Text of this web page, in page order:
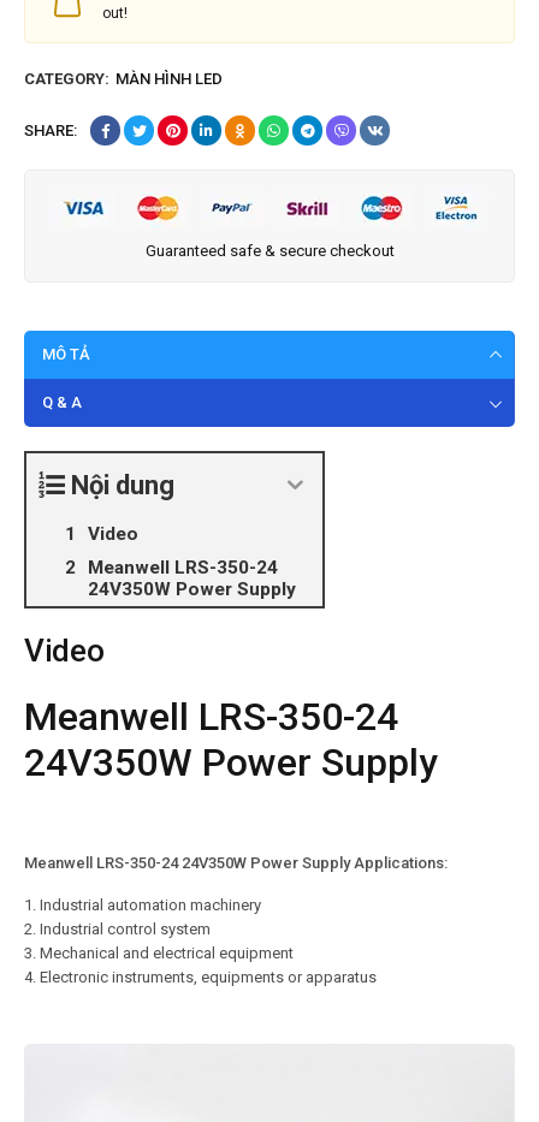
out!
CATEGORY: MÀN HÌNH LED
SHARE:
Guaranteed safe & secure checkout
MÔ TẢ
Q & A
Nội dung
Video
Meanwell LRS-350-24
24V350W Power Supply
Video
Meanwell LRS-350-24
24V350W Power Supply
Meanwell LRS-350-24 24V350W Power Supply Applications:
1. Industrial automation machinery
2. Industrial control system
3. Mechanical and electrical equipment
4. Electronic instruments, equipments or apparatus